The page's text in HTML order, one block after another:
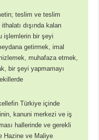
teslim ve teslim
dışında kalan
işlemlerin bir şeyi
getirmek, imal
muhafaza etmek,
bir şeyi yapmamayı
Türkiye içinde
kanuni merkezi ve iş
hallerinde ve gerekli
Hazine ve Maliye